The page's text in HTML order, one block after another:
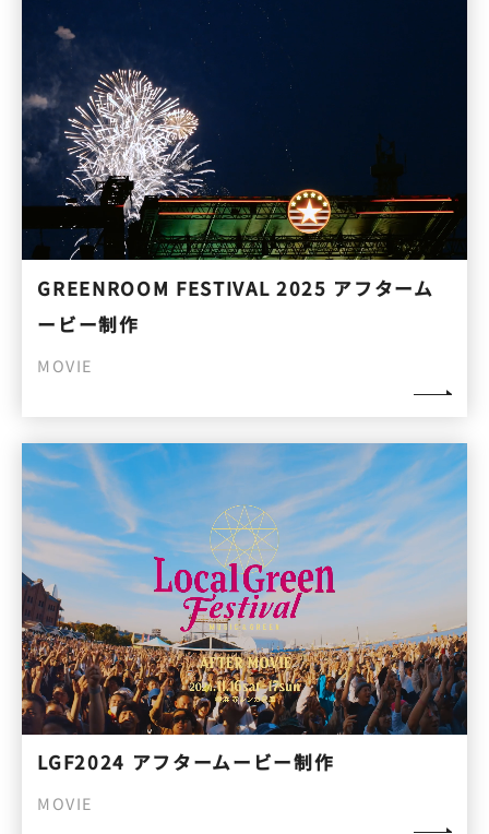
GREENROOM FESTIVAL 2025 アフターム
ービー制作
MOVIE
LGF2024 アフタームービー制作
MOVIE